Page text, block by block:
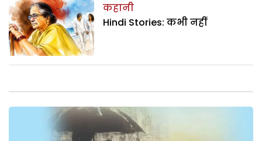
कहानी
Hindi Stories: कभी नहीं